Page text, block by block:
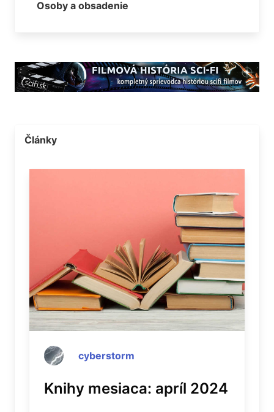
Osoby a obsadenie
Články
cyberstorm
Knihy mesiaca: apríl 2024